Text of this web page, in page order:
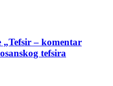
– komentar
tefsira